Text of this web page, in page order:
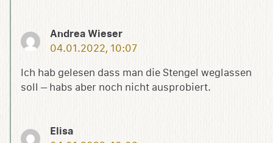
Andrea Wieser
04.01.2022, 10:07
Ich hab gelesen dass man die Stengel weglassen
soll – habs aber noch nicht ausprobiert.
Elisa